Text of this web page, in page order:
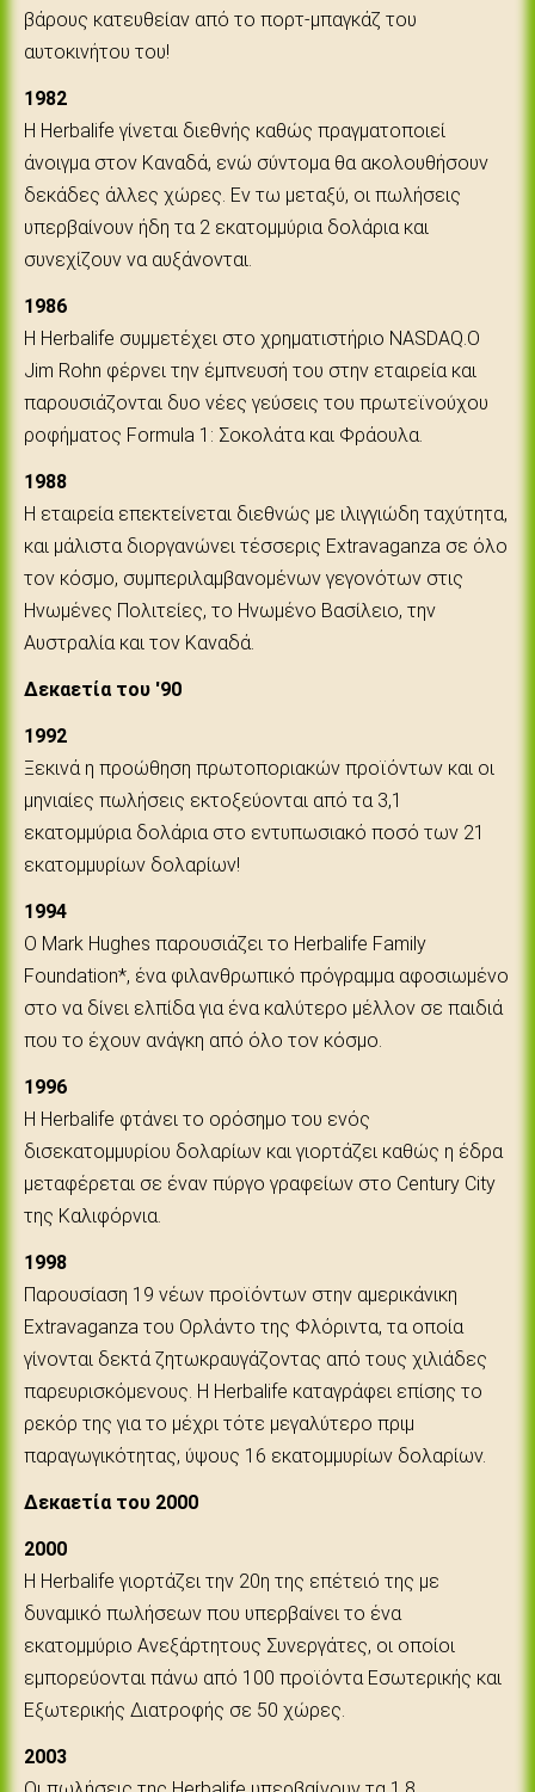
βάρους κατευθείαν από το πορτ-μπαγκάζ του
αυτοκινήτου του!
1982
Η Herbalife γίνεται διεθνής καθώς πραγματοποιεί
άνοιγμα στον Καναδά, ενώ σύντομα θα ακολουθήσουν
δεκάδες άλλες χώρες. Εν τω μεταξύ, οι πωλήσεις
υπερβαίνουν ήδη τα 2 εκατομμύρια δολάρια και
συνεχίζουν να αυξάνονται.
1986
Η Herbalife συμμετέχει στο χρηματιστήριο NASDAQ.Ο
Jim Rohn φέρνει την έμπνευσή του στην εταιρεία και
παρουσιάζονται δυο νέες γεύσεις του πρωτεϊνούχου
ροφήματος Formula 1: Σοκολάτα και Φράουλα.
1988
Η εταιρεία επεκτείνεται διεθνώς με ιλιγγιώδη ταχύτητα,
και μάλιστα διοργανώνει τέσσερις Extravaganza σε όλο
τον κόσμο, συμπεριλαμβανομένων γεγονότων στις
Ηνωμένες Πολιτείες, το Ηνωμένο Βασίλειο, την
Αυστραλία και τον Καναδά.
Δεκαετία του '90
1992
Ξεκινά η προώθηση πρωτοποριακών προϊόντων και οι
μηνιαίες πωλήσεις εκτοξεύονται από τα 3,1
εκατομμύρια δολάρια στο εντυπωσιακό ποσό των 21
εκατομμυρίων δολαρίων!
1994
Ο Mark Ηughes παρουσιάζει το Herbalife Family
Foundation*, ένα φιλανθρωπικό πρόγραμμα αφοσιωμένο
στο να δίνει ελπίδα για ένα καλύτερο μέλλον σε παιδιά
που το έχουν ανάγκη από όλο τον κόσμο.
1996
Η Herbalife φτάνει το ορόσημο του ενός
δισεκατομμυρίου δολαρίων και γιορτάζει καθώς η έδρα
μεταφέρεται σε έναν πύργο γραφείων στο Century City
της Καλιφόρνια.
1998
Παρουσίαση 19 νέων προϊόντων στην αμερικάνικη
Extravaganza του Ορλάντο της Φλόριντα, τα οποία
γίνονται δεκτά ζητωκραυγάζοντας από τους χιλιάδες
παρευρισκόμενους. Η Herbalife καταγράφει επίσης το
ρεκόρ της για το μέχρι τότε μεγαλύτερο πριμ
παραγωγικότητας, ύψους 16 εκατομμυρίων δολαρίων.
Δεκαετία του 2000
2000
Η Herbalife γιορτάζει την 20η της επέτειό της με
δυναμικό πωλήσεων που υπερβαίνει το ένα
εκατομμύριο Ανεξάρτητους Συνεργάτες, οι οποίοι
εμπορεύονται πάνω από 100 προϊόντα Εσωτερικής και
Εξωτερικής Διατροφής σε 50 χώρες.
2003